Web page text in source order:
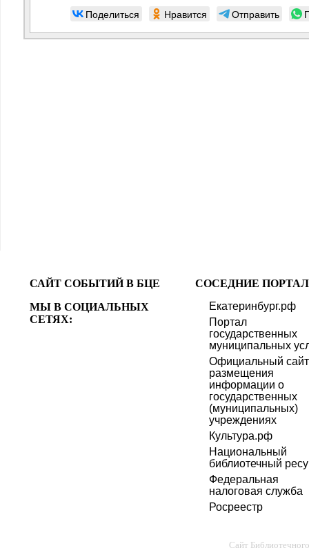
Поделиться Нравится Отправить
САЙТ СОБЫТИЙ В БЦЕ
МЫ В СОЦИАЛЬНЫХ
СЕТЯХ:
СОСЕДНИЕ
Екатеринбург.рф
Портал
государственных
муниципальных
Официальный
размещения
информации о
государственных
(муниципальных)
учреждениях
Культура.рф
Национальный
библиотечный
Федеральная
налоговая служба
Росреестр
Сайт